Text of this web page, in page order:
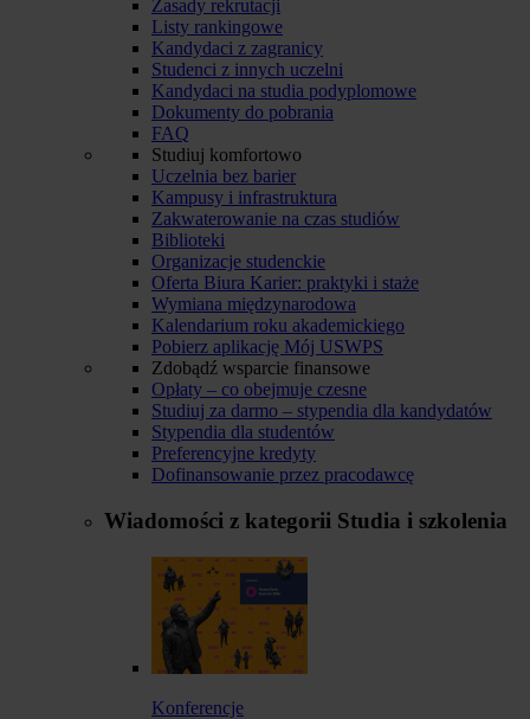
Zasady rekrutacji
Listy rankingowe
Kandydaci z zagranicy
Studenci z innych uczelni
Kandydaci na studia podyplomowe
Dokumenty do pobrania
FAQ
Studiuj komfortowo
Uczelnia bez barier
Kampusy i infrastruktura
Zakwaterowanie na czas studiów
Biblioteki
Organizacje studenckie
Oferta Biura Karier: praktyki i staże
Wymiana międzynarodowa
Kalendarium roku akademickiego
Pobierz aplikację Mój USWPS
Zdobądź wsparcie finansowe
Opłaty – co obejmuje czesne
Studiuj za darmo – stypendia dla kandydatów
Stypendia dla studentów
Preferencyjne kredyty
Dofinansowanie przez pracodawcę
Wiadomości z kategorii Studia i szkolenia
Konferencje